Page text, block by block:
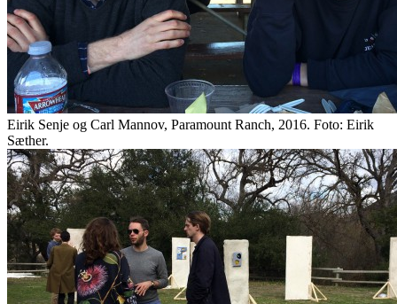
Eirik Senje og Carl Mannov, Paramount Ranch, 2016. Foto: Eirik
Sæther.